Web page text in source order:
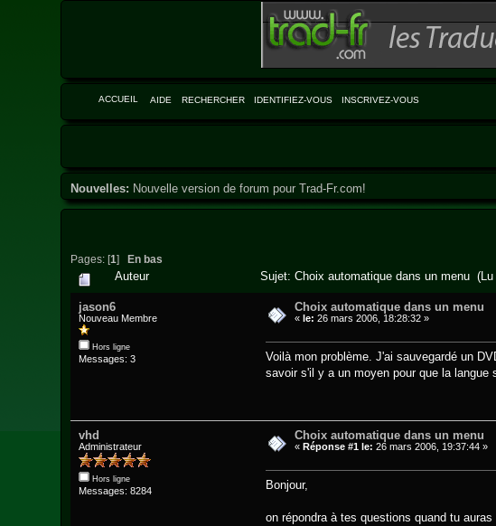
ACCUEIL AIDE RECHERCHER IDENTIFIEZ-VOUS INSCRIVEZ-VOUS
Nouvelles: Nouvelle version de forum pour Trad-Fr.com!
Pages: [1]En bas
Auteur Sujet: Choix automatique dans un menu (Lu
jason6
Nouveau Membre
Hors ligne
Messages: 3
Choix automatique dans un menu
«le: 26 mars 2006, 18:28:32 »
Voilà mon problème. J'ai sauvegardé un
savoir s'il y a un moyen pour que la langue
vhd
Administrateur
Hors ligne
Messages: 8284
Choix automatique dans un menu
«Réponse #1 le: 26 mars 2006, 19:37:44 »
Bonjour,
on répondra à tes questions quand tu